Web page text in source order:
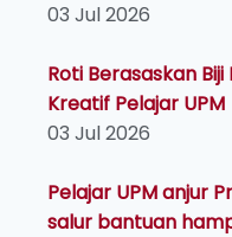
03 Jul 2026
Roti Berasaskan
Kreatif Pelajar UPM
03 Jul 2026
Pelajar UPM anjur
salur bantuan